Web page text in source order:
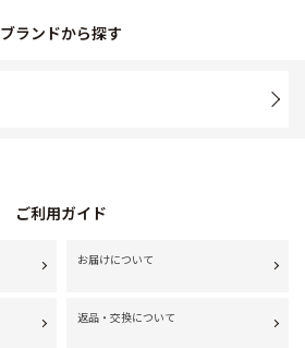
ブランドから探す
ご利用ガイド
お届けについて
返品・交換について